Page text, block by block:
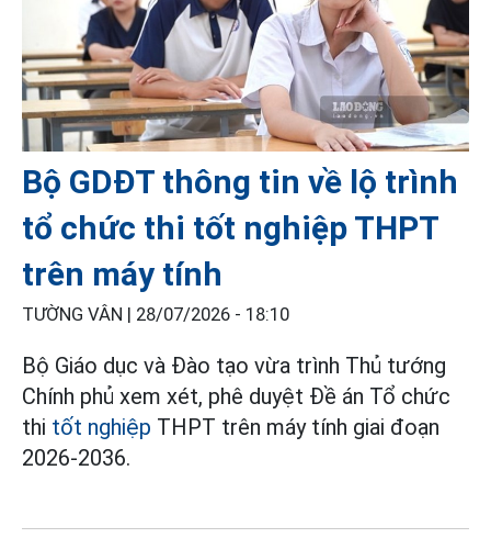
Bộ GDĐT thông tin về lộ trình
tổ chức thi tốt nghiệp THPT
trên máy tính
TƯỜNG VÂN | 28/07/2026 - 18:10
Bộ Giáo dục và Đào tạo vừa trình Thủ tướng
Chính phủ xem xét, phê duyệt Đề án Tổ chức
thi tốt nghiệp THPT trên máy tính giai đoạn
2026-2036.